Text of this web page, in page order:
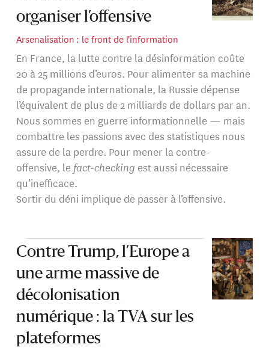
organiser l’offensive
Arsenalisation : le front de l'information
En France, la lutte contre la désinformation coûte
20 à 25 millions d’euros. Pour alimenter sa machine
de propagande internationale, la Russie dépense
l’équivalent de plus de 2 milliards de dollars par an.
Nous sommes en guerre informationnelle — mais
combattre les passions avec des statistiques nous
assure de la perdre. Pour mener la contre-
offensive, le fact-checking est aussi nécessaire
qu’inefficace.
Sortir du déni implique de passer à l’offensive.
Contre Trump, l’Europe a
une arme massive de
décolonisation
numérique : la TVA sur les
plateformes